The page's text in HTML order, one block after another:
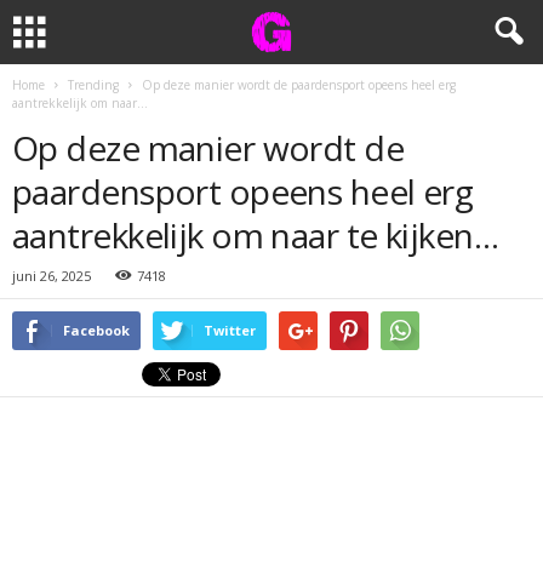
Home Trending
Op deze manier wordt de paardensport opeens heel erg
aantrekkelijk om naar...
Op deze manier wordt de
paardensport opeens heel erg
aantrekkelijk om naar te kijken…
juni 26, 2025 7418
Facebook Twitter